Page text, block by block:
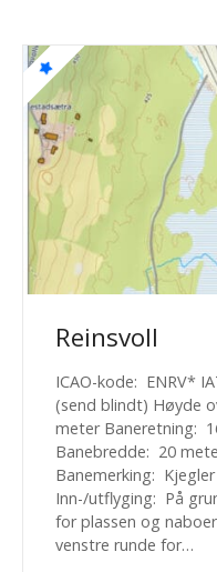
Reinsvoll
ICAO-kode: ENRV*
(send blindt) Høyde
meter Baneretning:
Banebredde: 20
Banemerking:
Inn-/utflyging: På
for plassen og
venstre runde for…